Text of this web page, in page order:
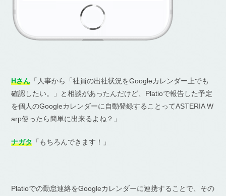
Hさん 「人事から「社員の出社状況をGoogleカレンダー上でも
確認したい。」と相談があったんだけど、Platioで報告した予定
を個人のGoogleカレンダーに自動登録することってASTERIA W
arp使ったら簡単に出来るよね？」
ナガタ 「もちろんできます！」
Platioでの勤怠連絡をGoogleカレンダーに連携することで、その